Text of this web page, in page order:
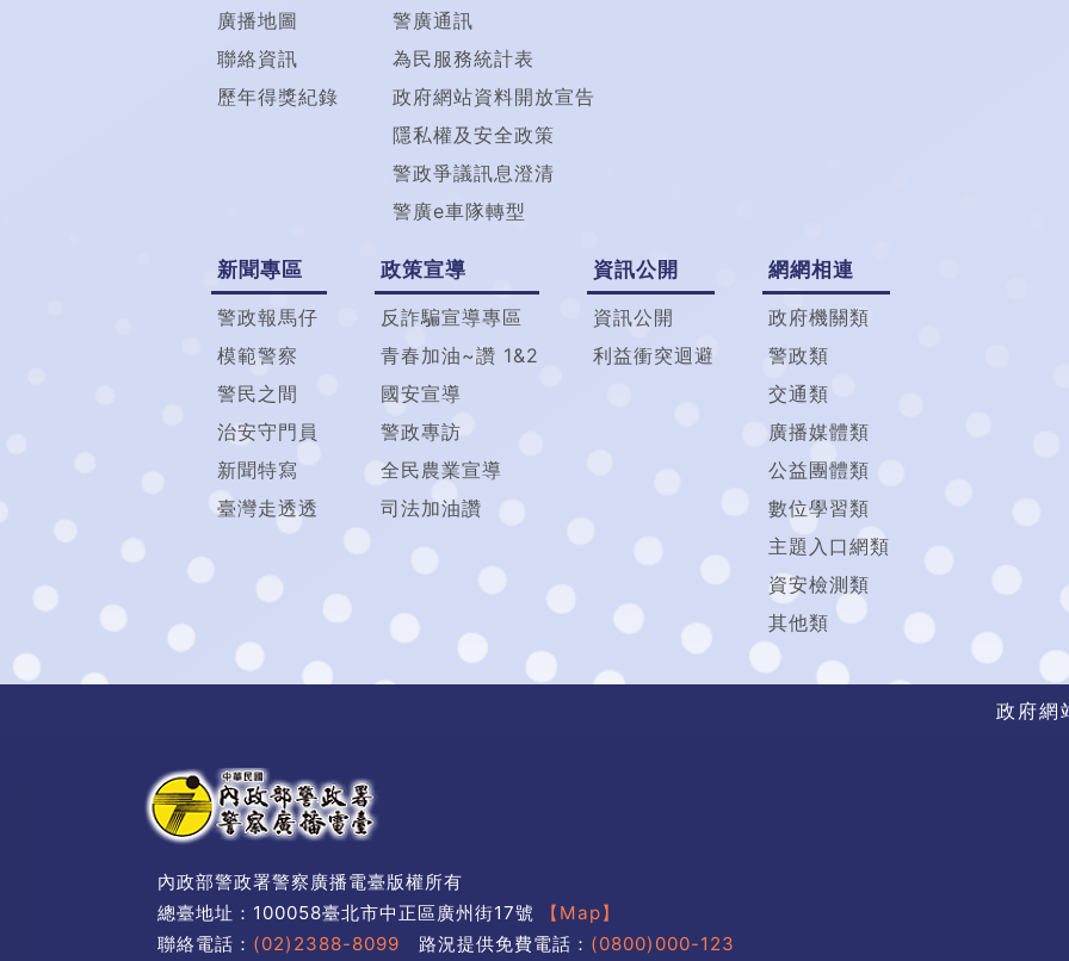
廣播地圖
聯絡資訊
歷年得獎紀錄
警廣通訊
為民服務統計表
政府網站資料開放宣告
隱私權及安全政策
警政爭議訊息澄清
警廣e車隊轉型
新聞專區
警政報馬仔
模範警察
警民之間
治安守門員
新聞特寫
臺灣走透透
政策宣導
反詐騙宣導專區
青春加油~讚 1&2
國安宣導
警政專訪
全民農業宣導
司法加油讚
資訊公開
資訊公開
利益衝突迴避
網網相連
政府機關類
警政類
交通類
廣播媒體類
公益團體類
數位學習類
主題入口網類
資安檢測類
其他類
政府網
內政部警政署警察廣播電臺版權所有
總臺地址：100058臺北市中正區廣州街17號
【Map】
聯絡電話： (02)2388-8099 路況提供免費電話： (0800)000-123